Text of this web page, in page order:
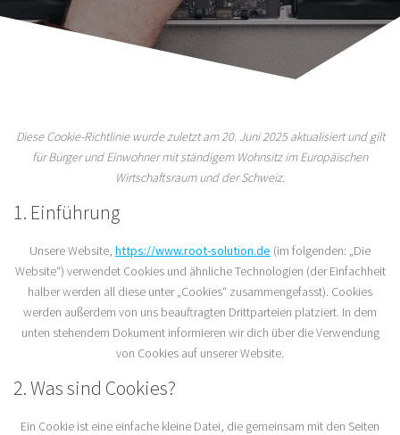
Diese Cookie-Richtlinie wurde zuletzt am 20. Juni 2025 aktualisiert und gilt
für Bürger und Einwohner mit ständigem Wohnsitz im Europäischen
Wirtschaftsraum und der Schweiz.
1. Einführung
Unsere Website, https://www.root-solution.de (im folgenden: „Die
Website“) verwendet Cookies und ähnliche Technologien (der Einfachheit
halber werden all diese unter „Cookies“ zusammengefasst). Cookies
werden außerdem von uns beauftragten Drittparteien platziert. In dem
unten stehendem Dokument informieren wir dich über die Verwendung
von Cookies auf unserer Website.
2. Was sind Cookies?
Ein Cookie ist eine einfache kleine Datei, die gemeinsam mit den Seiten